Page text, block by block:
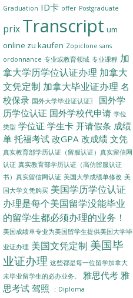
Graduation ID卡 offer Postgraduate
prix Transcript um
online zu kaufen Zopiclone sans
ordonnance 专业或教育领域 专业课程 加
拿大学历学位认证办理 加拿大
文凭定制 加拿大毕业证办理 名
校保录 国外大学毕业证认证〗
国外学
历学位认证 国外学校代申请 学位
类型 学位证 学生卡 开请假条 成绩
单 托福考试 改GPA 改成绩 文凭
真实教育部学历认证（留服认证）真实留信网
认证 真实教育部学历认证（高仿留服认证
书）真实留信网认证 美国大学成绩单修改 美
国大学文凭购买 美国学历学位认证
办理是每个美国留学没能毕业
的留学生都必须办理的业务！
美国成绩单专业为美国留学生提供美国大学毕
业证办理 美国文凭定制 美国毕
业证办理 这些都是每一位留学加拿大
未毕业留学生的必办业务。
雅思代考 雅
思考试 驾照 ：Diploma